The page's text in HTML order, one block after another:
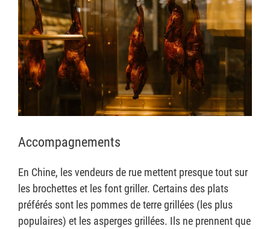
Accompagnements
En Chine, les vendeurs de rue mettent presque tout sur
les brochettes et les font griller. Certains des plats
préférés sont les pommes de terre grillées (les plus
populaires) et les asperges grillées. Ils ne prennent que